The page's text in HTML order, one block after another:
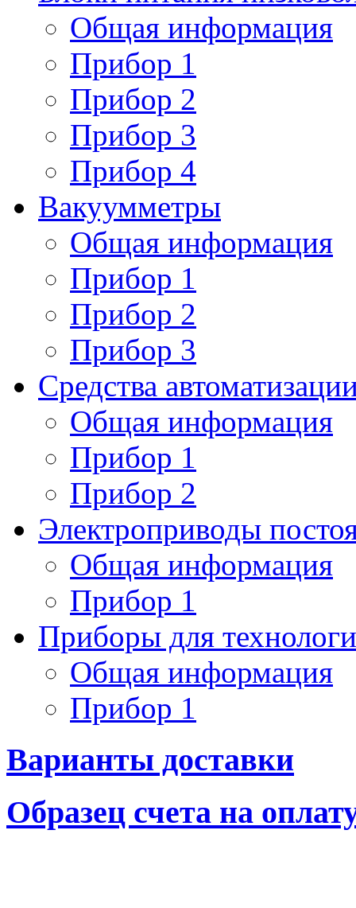
Общая информация
Прибор 1
Прибор 2
Прибор 3
Прибор 4
Вакуумметры
Общая информация
Прибор 1
Прибор 2
Прибор 3
Средства
Общая информация
Прибор 1
Прибор 2
Электроприводы
Общая информация
Прибор 1
Приборы для
Общая информация
Прибор 1
Варианты доставки
Образец счета на